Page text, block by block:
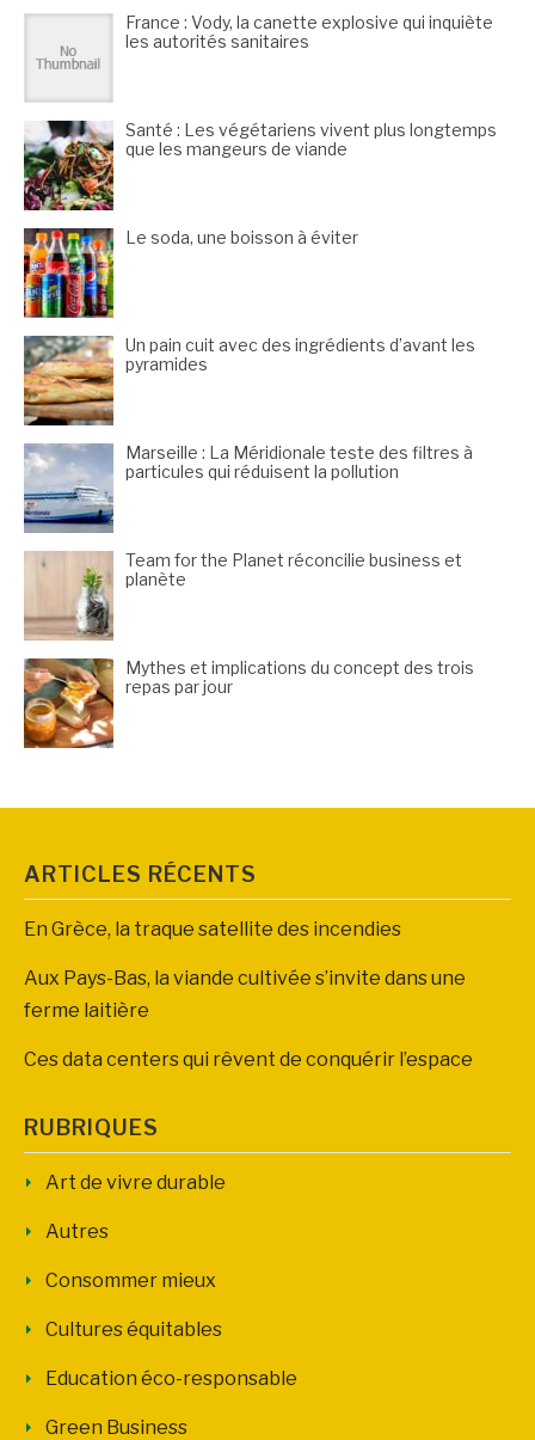
France : Vody, la canette explosive qui inquiète
les autorités sanitaires
Santé : Les végétariens vivent plus longtemps
que les mangeurs de viande
Le soda, une boisson à éviter
Un pain cuit avec des ingrédients d’avant les
pyramides
Marseille : La Méridionale teste des filtres à
particules qui réduisent la pollution
Team for the Planet réconcilie business et
planète
Mythes et implications du concept des trois
repas par jour
ARTICLES RÉCENTS
En Grèce, la traque satellite des incendies
Aux Pays-Bas, la viande cultivée s’invite dans une
ferme laitière
Ces data centers qui rêvent de conquérir l’espace
RUBRIQUES
Art de vivre durable
Autres
Consommer mieux
Cultures équitables
Education éco-responsable
Green Business